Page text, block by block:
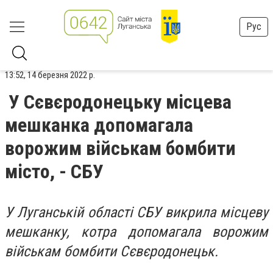
Рус
13:52, 14 березня 2022 р.
У Сєвєродонецьку місцева
мешканка допомагала
ворожим військам бомбити
місто, - СБУ
У Луганській області СБУ викрила місцеву
мешканку, котра допомагала ворожим
військам бомбити Сєвєродонецьк.